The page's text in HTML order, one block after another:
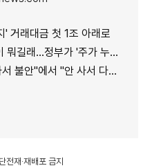
' 거래대금 첫 1조 아래로
가 '주가 누르기'에 칼 빼든 이유
안 사서 다행"으로…증시 덮친 '조모'
재·재배포 금지